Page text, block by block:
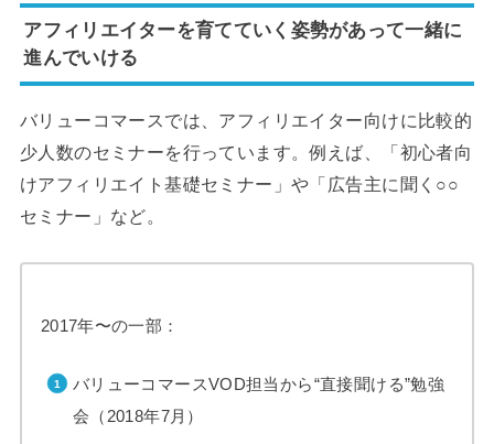
アフィリエイターを育てていく姿勢があって一緒に
進んでいける
バリューコマースでは、アフィリエイター向けに比較的
少人数のセミナーを行っています。例えば、「初心者向
けアフィリエイト基礎セミナー」や「広告主に聞く○○
セミナー」など。
2017年〜の一部：
バリューコマースVOD担当から“直接聞ける”勉強
会（2018年7月）